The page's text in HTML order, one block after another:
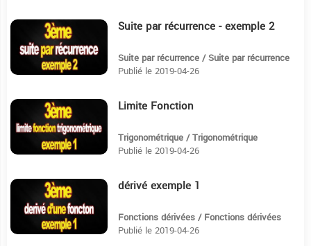
Suite par récurrence - exemple 2
Suite par récurrence / Suite par récurrence
Publié le 2019-04-26
Limite Fonction
Trigonométrique / Trigonométrique
Publié le 2019-04-26
dérivé exemple 1
Fonctions dérivées / Fonctions dérivées
Publié le 2019-04-26